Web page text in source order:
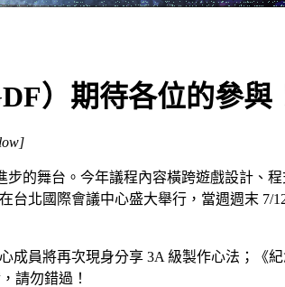
）期待各位的參與
的舞台。今年議程內容橫跨遊戲設計、
北國際會議中心盛大舉行，當週週末 7/
成員將再次現身分享 3A 級製作心法；《
請勿錯過！